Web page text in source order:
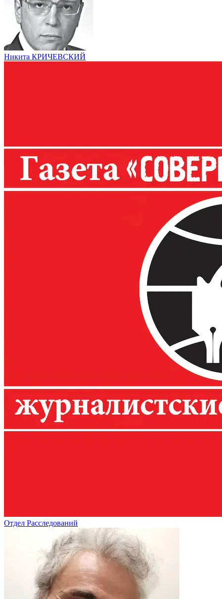
Никита КРИЧЕВСКИЙ
Отдел Расследований